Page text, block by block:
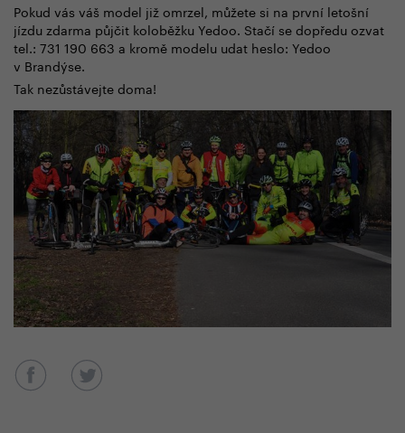
Pokud vás váš model již omrzel, můžete si na první letošní
jízdu zdarma půjčit koloběžku Yedoo. Stačí se dopředu ozvat
tel.: 731 190 663 a kromě modelu udat heslo: Yedoo
v Brandýse.
Tak nezůstávejte doma!